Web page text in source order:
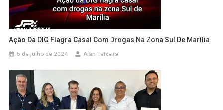
Ação Da DIG Flagra Casal Com Drogas Na Zona Sul De Marília
5 de julho de 2024 Alan Teixeira